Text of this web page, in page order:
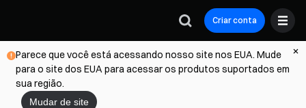
Criar conta
Parece que você está acessando nosso site nos EUA. Mude
para o site dos EUA para acessar os produtos suportados em
sua região.
Mudar de site